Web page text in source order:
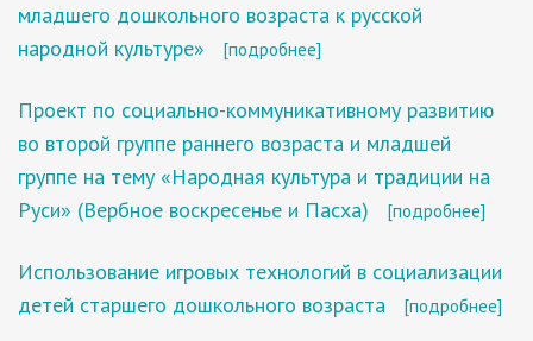
младшего дошкольного возраста к русской
народной культуре»
[подробнее]
Проект по социально-коммуникативному развитию
во второй группе раннего возраста и младшей
группе на тему «Народная культура и традиции на
Руси» (Вербное воскресенье и Пасха)
[подробнее]
Использование игровых технологий в социализации
детей старшего дошкольного возраста
[подробнее]